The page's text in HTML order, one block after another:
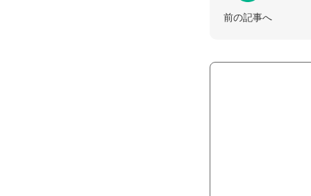
前の記事へ